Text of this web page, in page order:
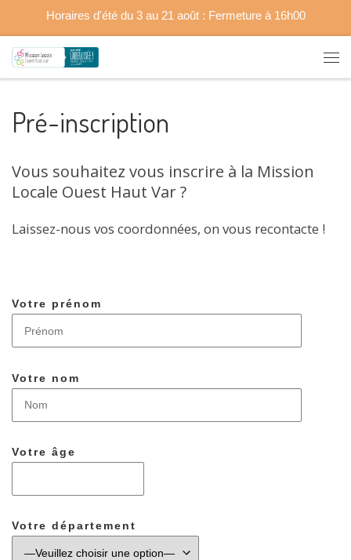
Horaires d'été du 3 au 21 août : Fermeture à 16h00
Passer au contenu
Pré-inscription
Vous souhaitez vous inscrire à la Mission
Locale Ouest Haut Var ?
Laissez-nous vos coordonnées, on vous recontacte !
Votre prénom
Votre nom
Votre âge
Votre département